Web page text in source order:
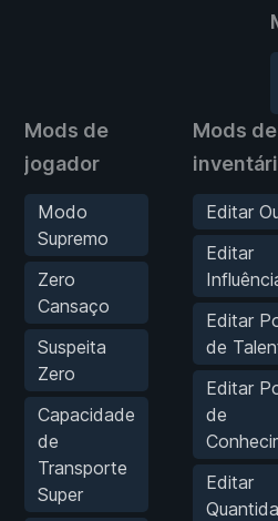
Mods de
jogador
Modo
Supremo
Zero
Cansaço
Suspeita
Zero
Capacidade
de
Transporte
Super
Mods de
Editar
Editar
Editar
de
Editar
de
Editar